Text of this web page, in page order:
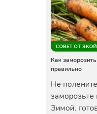
СОВЕТ ОТ
Как
правильно
Не
заморозьте
Зимой,